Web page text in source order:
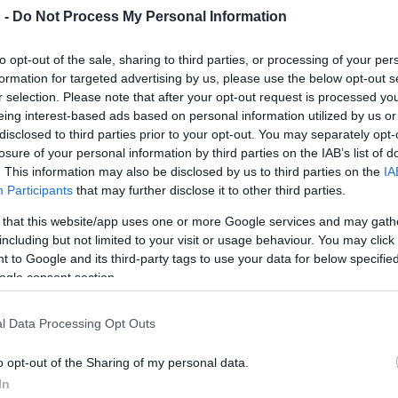
- Do Not Process My Personal Information
opt-out of the sale, sharing to third parties, or processing of your
for targeted advertising by us, please use the below opt-out
selection. Please note that after your opt-out request is processed
interest-based ads based on personal information utilized by us
to third parties prior to your opt-out. You may separately
of your personal information by third parties on the IAB’s list of
This information may also be disclosed by us to third parties on the
Participants that may further disclose it to other third parties.
that this website/app uses one or more Google services and may
but not limited to your visit or usage behaviour. You may
to Google and its third-party tags to use your data for below
consent section.
Data Processing Opt Outs
opt-out of the Sharing of my personal data.
álló zsűri dönt arról, hogy ki kapja a legjobb filmnek,
kell megküzdenie Trencsényi Klára filmjének. A
szóló produkció egyben a mai gyerekek életét,
Dokumentumfilm-fesztiválon a Next Masters szekció
különdíját nyerte el.
mutatnak be az utóbbi egy év filmterméséből, a hangsúly
a versenyprogram szelektora a szarajevói
mértékben eltér az eddigiektől. Mint mondta: már nem
alkotások.